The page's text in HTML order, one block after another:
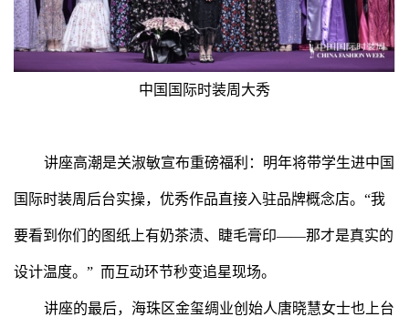
中国国际时装周大秀
讲座高潮是关淑敏宣布重磅福利：明年将带学生进中国
国际时装周后台实操，优秀作品直接入驻品牌概念店。“我
要看到你们的图纸上有奶茶渍、睫毛膏印——那才是真实的
设计温度。” 而互动环节秒变追星现场。
讲座的最后，海珠区金玺绸业创始人唐晓慧女士也上台